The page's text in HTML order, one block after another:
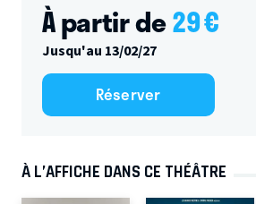
À partir de29€
Jusqu'au 13/02/27
Réserver
À L’AFFICHE DANS CE THÉÂTRE